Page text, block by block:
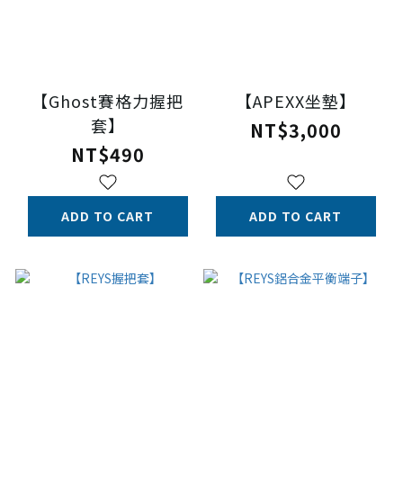
【Ghost賽格力握把
套】
NT$490
ADD TO CART
【APEXX坐墊】
NT$3,000
ADD TO CART